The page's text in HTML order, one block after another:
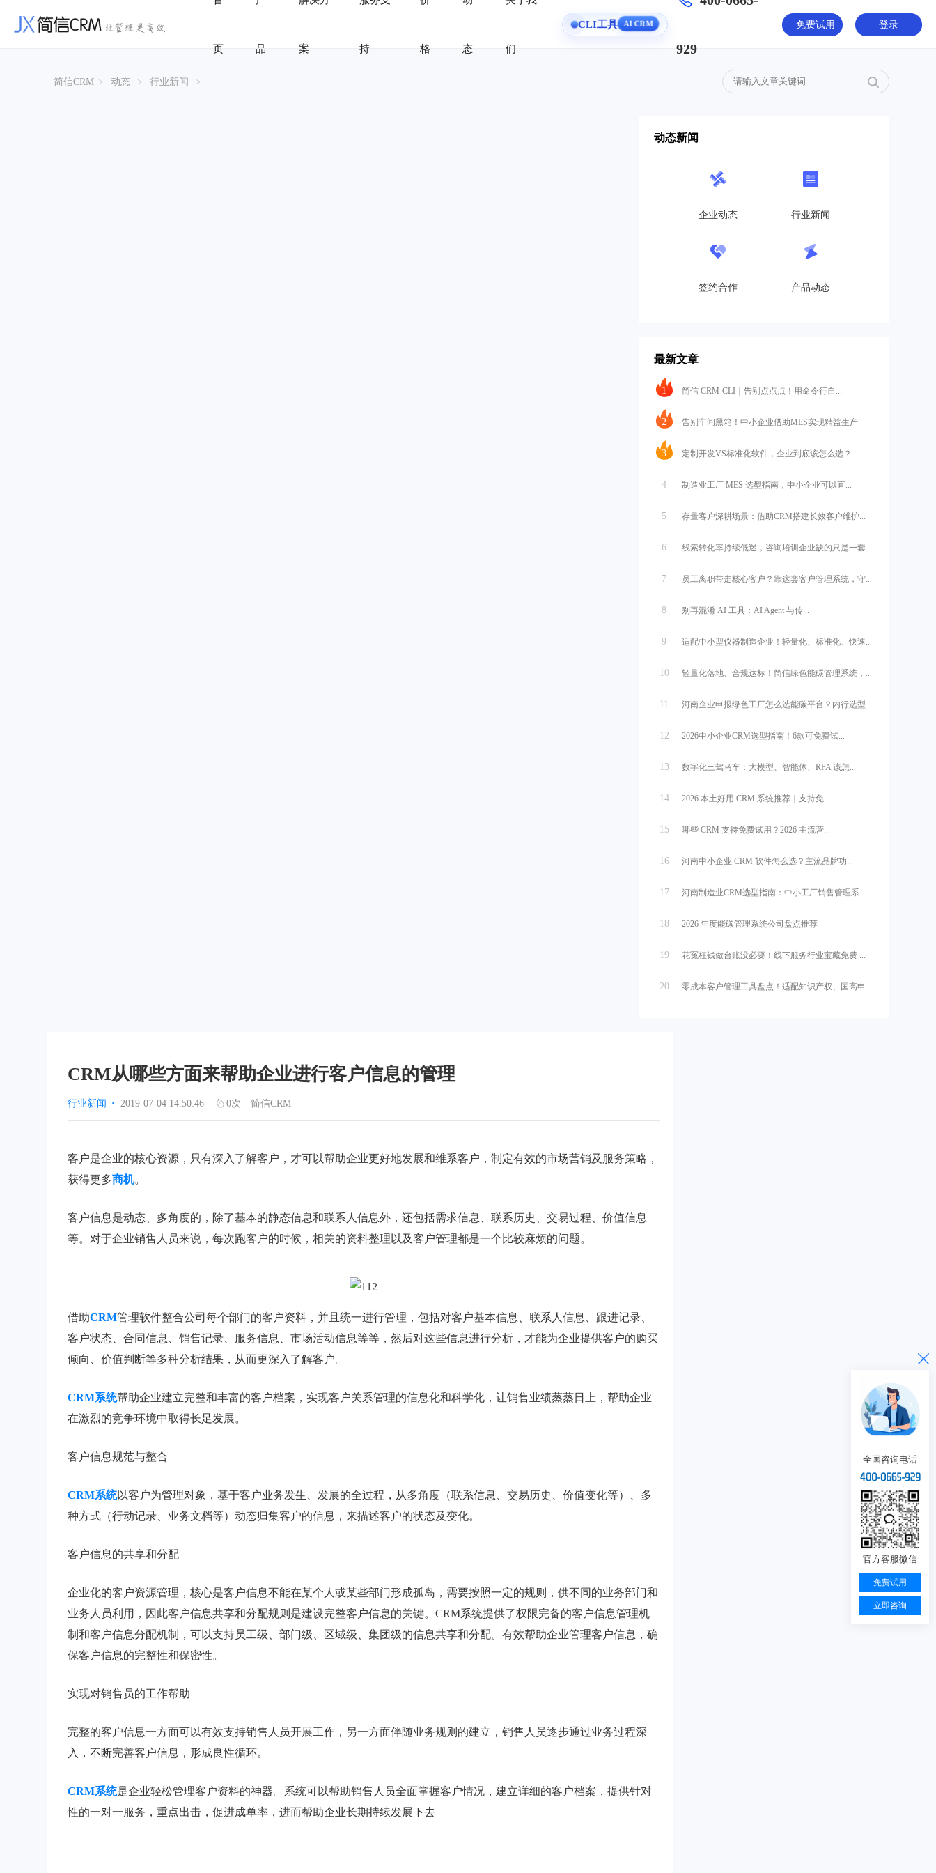
页 品 案 持 格 态 们
CLI工具 AI CRM
929
免费试用 登录
简信CRM > 动态 > 行业新闻 >
动态新闻
企业动态 行业新闻
签约合作 产品动态
最新文章
1 简信 CRM-CLI｜告别点点点！用命令行自...
2 告别车间黑箱！中小企业借助MES实现精益生产
3 定制开发VS标准化软件，企业到底该怎么选？
4 制造业工厂 MES 选型指南，中小企业可以直...
5 存量客户深耕场景：借助CRM搭建长效客户维护...
6 线索转化率持续低迷，咨询培训企业缺的只是一套...
7 员工离职带走核心客户？靠这套客户管理系统，守...
8 别再混淆 AI 工具：AI Agent 与传...
9 适配中小型仪器制造企业！轻量化、标准化、快速...
10 轻量化落地、合规达标！简信绿色能碳管理系统，...
11 河南企业申报绿色工厂怎么选能碳平台？内行选型...
12 2026中小企业CRM选型指南！6款可免费试...
13 数字化三驾马车：大模型、智能体、RPA 该怎...
14 2026 本土好用 CRM 系统推荐｜支持免...
15 哪些 CRM 支持免费试用？2026 主流营...
16 河南中小企业 CRM 软件怎么选？主流品牌功...
17 河南制造业CRM选型指南：中小工厂销售管理系...
18 2026 年度能碳管理系统公司盘点推荐
19 花冤枉钱做台账没必要！线下服务行业宝藏免费 ...
20 零成本客户管理工具盘点！适配知识产权、国高申...
CRM从哪些方面来帮助企业进行客户信息的管理
行业新闻 · 2019-07-04 14:50:46 0次 简信CRM
客户是企业的核心资源，只有深入了解客户，才可以帮助企业更好地发展和维系客户，制定有效的市场营销及服务策略，
获得更多商机。
客户信息是动态、多角度的，除了基本的静态信息和联系人信息外，还包括需求信息、联系历史、交易过程、价值信息
等。对于企业销售人员来说，每次跑客户的时候，相关的资料整理以及客户管理都是一个比较麻烦的问题。
借助CRM管理软件整合公司每个部门的客户资料，并且统一进行管理，包括对客户基本信息、联系人信息、跟进记录、
客户状态、合同信息、销售记录、服务信息、市场活动信息等等，然后对这些信息进行分析，才能为企业提供客户的购买
倾向、价值判断等多种分析结果，从而更深入了解客户。
CRM系统帮助企业建立完整和丰富的客户档案，实现客户关系管理的信息化和科学化，让销售业绩蒸蒸日上，帮助企业
在激烈的竞争环境中取得长足发展。
客户信息规范与整合
CRM系统以客户为管理对象，基于客户业务发生、发展的全过程，从多角度（联系信息、交易历史、价值变化等）、多
种方式（行动记录、业务文档等）动态归集客户的信息，来描述客户的状态及变化。
客户信息的共享和分配
企业化的客户资源管理，核心是客户信息不能在某个人或某些部门形成孤岛，需要按照一定的规则，供不同的业务部门和
业务人员利用，因此客户信息共享和分配规则是建设完整客户信息的关键。CRM系统提供了权限完备的客户信息管理机
制和客户信息分配机制，可以支持员工级、部门级、区域级、集团级的信息共享和分配。有效帮助企业管理客户信息，确
保客户信息的完整性和保密性。
实现对销售员的工作帮助
完整的客户信息一方面可以有效支持销售人员开展工作，另一方面伴随业务规则的建立，销售人员逐步通过业务过程深
入，不断完善客户信息，形成良性循环。
CRM系统是企业轻松管理客户资料的神器。系统可以帮助销售人员全面掌握客户情况，建立详细的客户档案，提供针对
性的一对一服务，重点出击，促进成单率，进而帮助企业长期持续发展下去
全国咨询电话
官方客服微信
免费试用
立即咨询